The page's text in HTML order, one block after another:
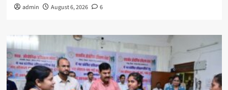
admin August 6, 2026 6